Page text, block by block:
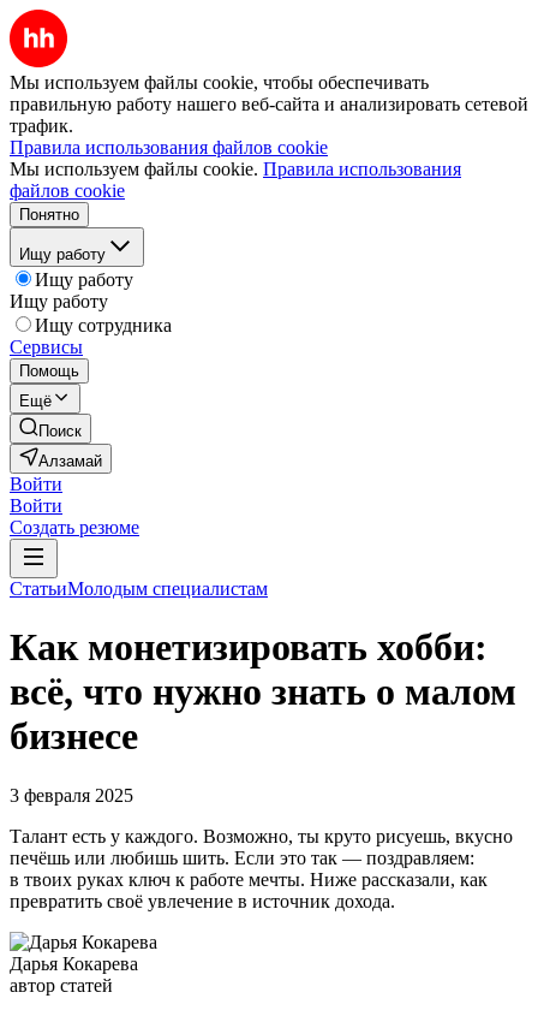
Мы используем файлы cookie, чтобы обеспечивать
правильную работу нашего веб-сайта и анализировать сетевой
трафик.
Правила использования файлов cookie
Мы используем файлы cookie. Правила использования
файлов cookie
Понятно
Ищу работу
Ищу работу
Ищу работу
Ищу сотрудника
Сервисы
Помощь
Ещё
Поиск
Алзамай
Войти
Войти
Создать резюме
СтатьиМолодым специалистам
Как монетизировать хобби:
всё, что нужно знать о малом
бизнесе
3 февраля 2025
Талант есть у каждого. Возможно, ты круто рисуешь, вкусно
печёшь или любишь шить. Если это так — поздравляем:
в твоих руках ключ к работе мечты. Ниже рассказали, как
превратить своё увлечение в источник дохода.
Дарья Кокарева
автор статей